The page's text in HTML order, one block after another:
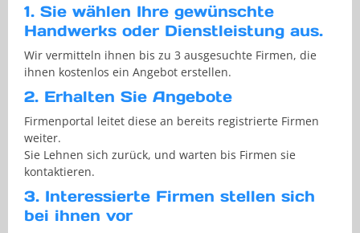
1. Sie wählen Ihre gewünschte
Handwerks oder Dienstleistung aus.
Wir vermitteln ihnen bis zu 3 ausgesuchte Firmen, die
ihnen kostenlos ein Angebot erstellen.
2. Erhalten Sie Angebote
Firmenportal leitet diese an bereits registrierte Firmen
weiter.
Sie Lehnen sich zurück, und warten bis Firmen sie
kontaktieren.
3. Interessierte Firmen stellen sich
bei ihnen vor